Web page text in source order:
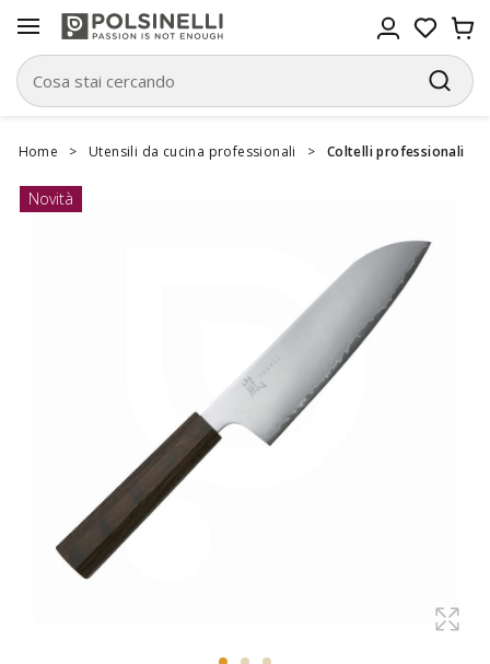
Home > Utensili da cucina professionali > Coltelli professionali
Novità